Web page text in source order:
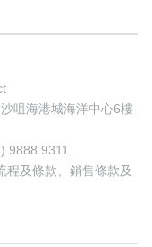
咀海港城海洋中心6樓
9888 9311
程及條款
銷售條款及